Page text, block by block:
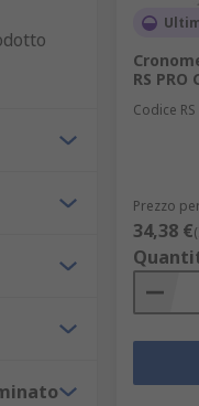
RS
Codice RS
Prezzo
34,38 €